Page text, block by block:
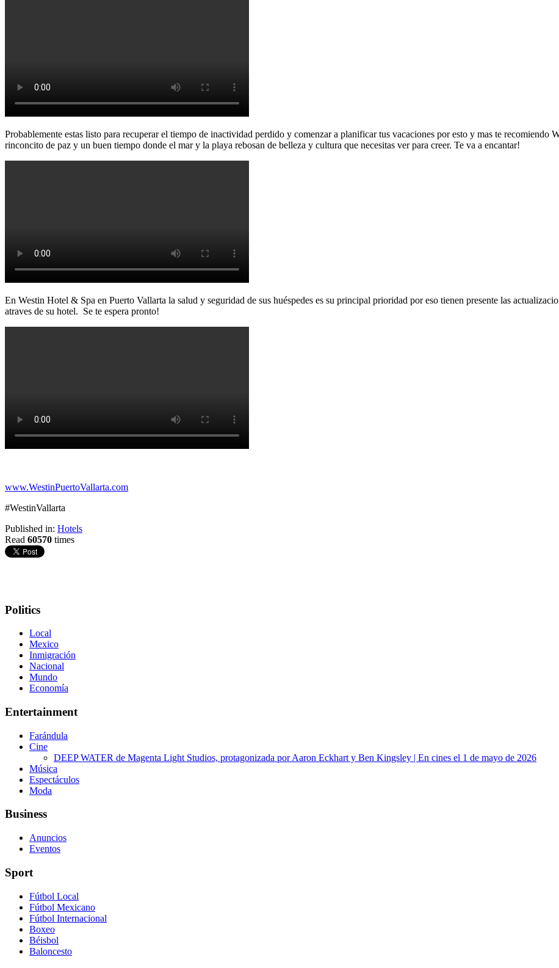
Probablemente estas listo para recuperar el tiempo de inactividad perdido y comenzar a planificar tus vacaciones por esto y mas te recomiendo
rinconcito de paz y un buen tiempo donde el mar y la playa rebosan de belleza y cultura que necesitas ver para creer. Te va a encantar!
En Westin Hotel & Spa en Puerto Vallarta la salud y seguridad de sus huéspedes es su principal prioridad por eso tienen presente las
atraves de su hotel. Se te espera pronto!
www.WestinPuertoVallarta.com
#WestinVallarta
Published in: Hotels
Read 60570 times
Politics
Local
Mexico
Inmigración
Nacional
Mundo
Economía
Entertainment
Farándula
Cine
DEEP WATER de Magenta Light Studios, protagonizada por Aaron Eckhart y Ben Kingsley | En cines el 1 de mayo de 2026
Música
Espectáculos
Moda
Business
Anuncios
Eventos
Sport
Fútbol Local
Fútbol Mexicano
Fútbol Internacional
Boxeo
Béisbol
Baloncesto